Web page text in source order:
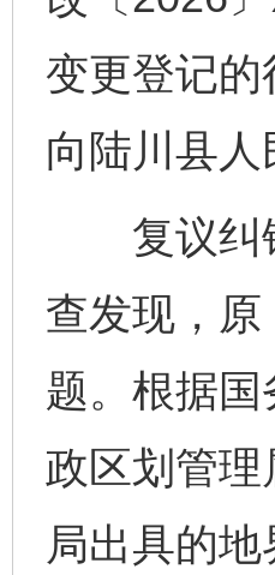
变更登记
向陆川县
复议纠错
查发现，
题。根据
政区划管
局出具的